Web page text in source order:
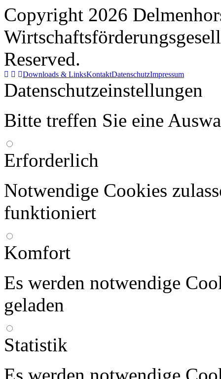
Copyright 2026
Reserved.
Downloads & LinksKontaktDatenschutzImpressum
Datenschutzeinstellungen
Bitte treffen Sie eine
Erforderlich
Notwendige Cookies
funktioniert
Komfort
Es werden notwendige
geladen
Statistik